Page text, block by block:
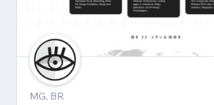
MG, BR